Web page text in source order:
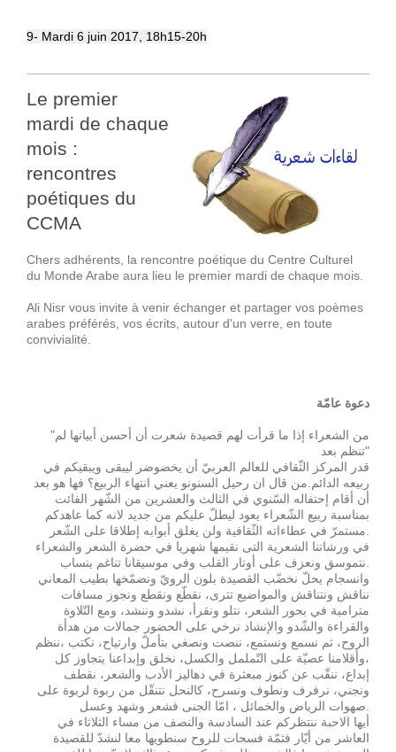
9- Mardi 6 juin 2017, 18h15-20h
Le premier
mardi de chaque
mois :
rencontres
poétiques du
CCMA
Chers adhérents, la rencontre poétique du Centre Culturel
du Monde Arabe aura lieu le premier mardi de chaque mois.
Ali Nisr vous invite à venir échanger et partager vos poèmes
arabes préférés, vos écrits, autour d'un verre, en toute
convivialité.
دعوة عامّة
"من الشعراء إذا ما قرأت لهم قصيدة شعرت أن أحسن أبياتها لم
تنظم بعد"
قدر المركز الثّقافي للعالم العربيّ أن يخضوضر ليبقى ويبقيكم في
ربيعه الدائم.من قال ان رحيل السنونو يعني انتهاء الربيع؟ فها هو بعد
أن أقام إحتفاله السّنوي في الثالث والعشرين من الشّهر الفائت
بمناسبة ربيع الشّعراء يعود ليطلّ عليكم من جديد لانه كما عاهدكم
في ورشاتنا الشعرية التى نقيمها شهريا في حضرة الشعر والشعراء
وانسجام يحلّ نخضّب القصيدة بلون الرويّ ونضمّخها بطيب المعاني
نناقش ونتناقش والمواضيع تترى، نقطّع ونقطع ونجوز مسافات
مترامية في بحور الشعر، نتلو ونقرأ، نشدو وننشد، ومع التّلاوة
والقراءة والشّدو والإنشاد نرخي على الحضور جمالات من هدأة
الروح، ثم نسمع ونستمع، ننصت ونصغي بتأملّ وارتياح، نكتب ،ننظم
،وأقلامنا عصيّة على التّململ والكسل، نخلق وإبداعنا يتجاوز كل
إبداع، ننقّب عن كنوز مبعثرة في دهاليز الأدب والشعر، نقطف
ونجني، نرفرف ونطوف ونسرح، كالنحل نتنقّل من ربوة لربوة على
أيها الاحبة ننتظركم عند السادسة والنصف من مساء الثلاثاء في
العاشر من أيّار فثمّة فسحات للروح سنطويها معا لنشدّ للقصيدة